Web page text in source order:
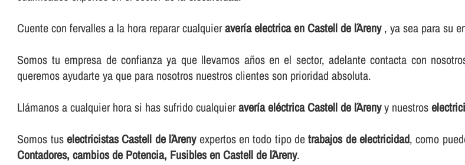
Cuente con fervalles a la hora reparar cualquieraverí­a electrica en Castell de l´Areny, ya sea para su
Somos tu empresa de confianza ya que llevamos años en el sector, adelante contacta con
queremos ayudarte ya que para nosotros nuestros clientes son prioridad absoluta.
Llámanos a cualquier hora si has sufrido cualquieraverí­a eléctrica Castell de l´Arenyy nuestros
Somos tuselectricistas Castell de l´Arenyexpertos en todo tipo detrabajos de electricidad, como
Contadores, cambios de Potencia, Fusibles en Castell de l´Areny.